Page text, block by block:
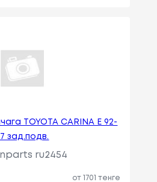
TOYOTA CARINA E 92-
зад.подв.
ru2454
от 1701 тенге